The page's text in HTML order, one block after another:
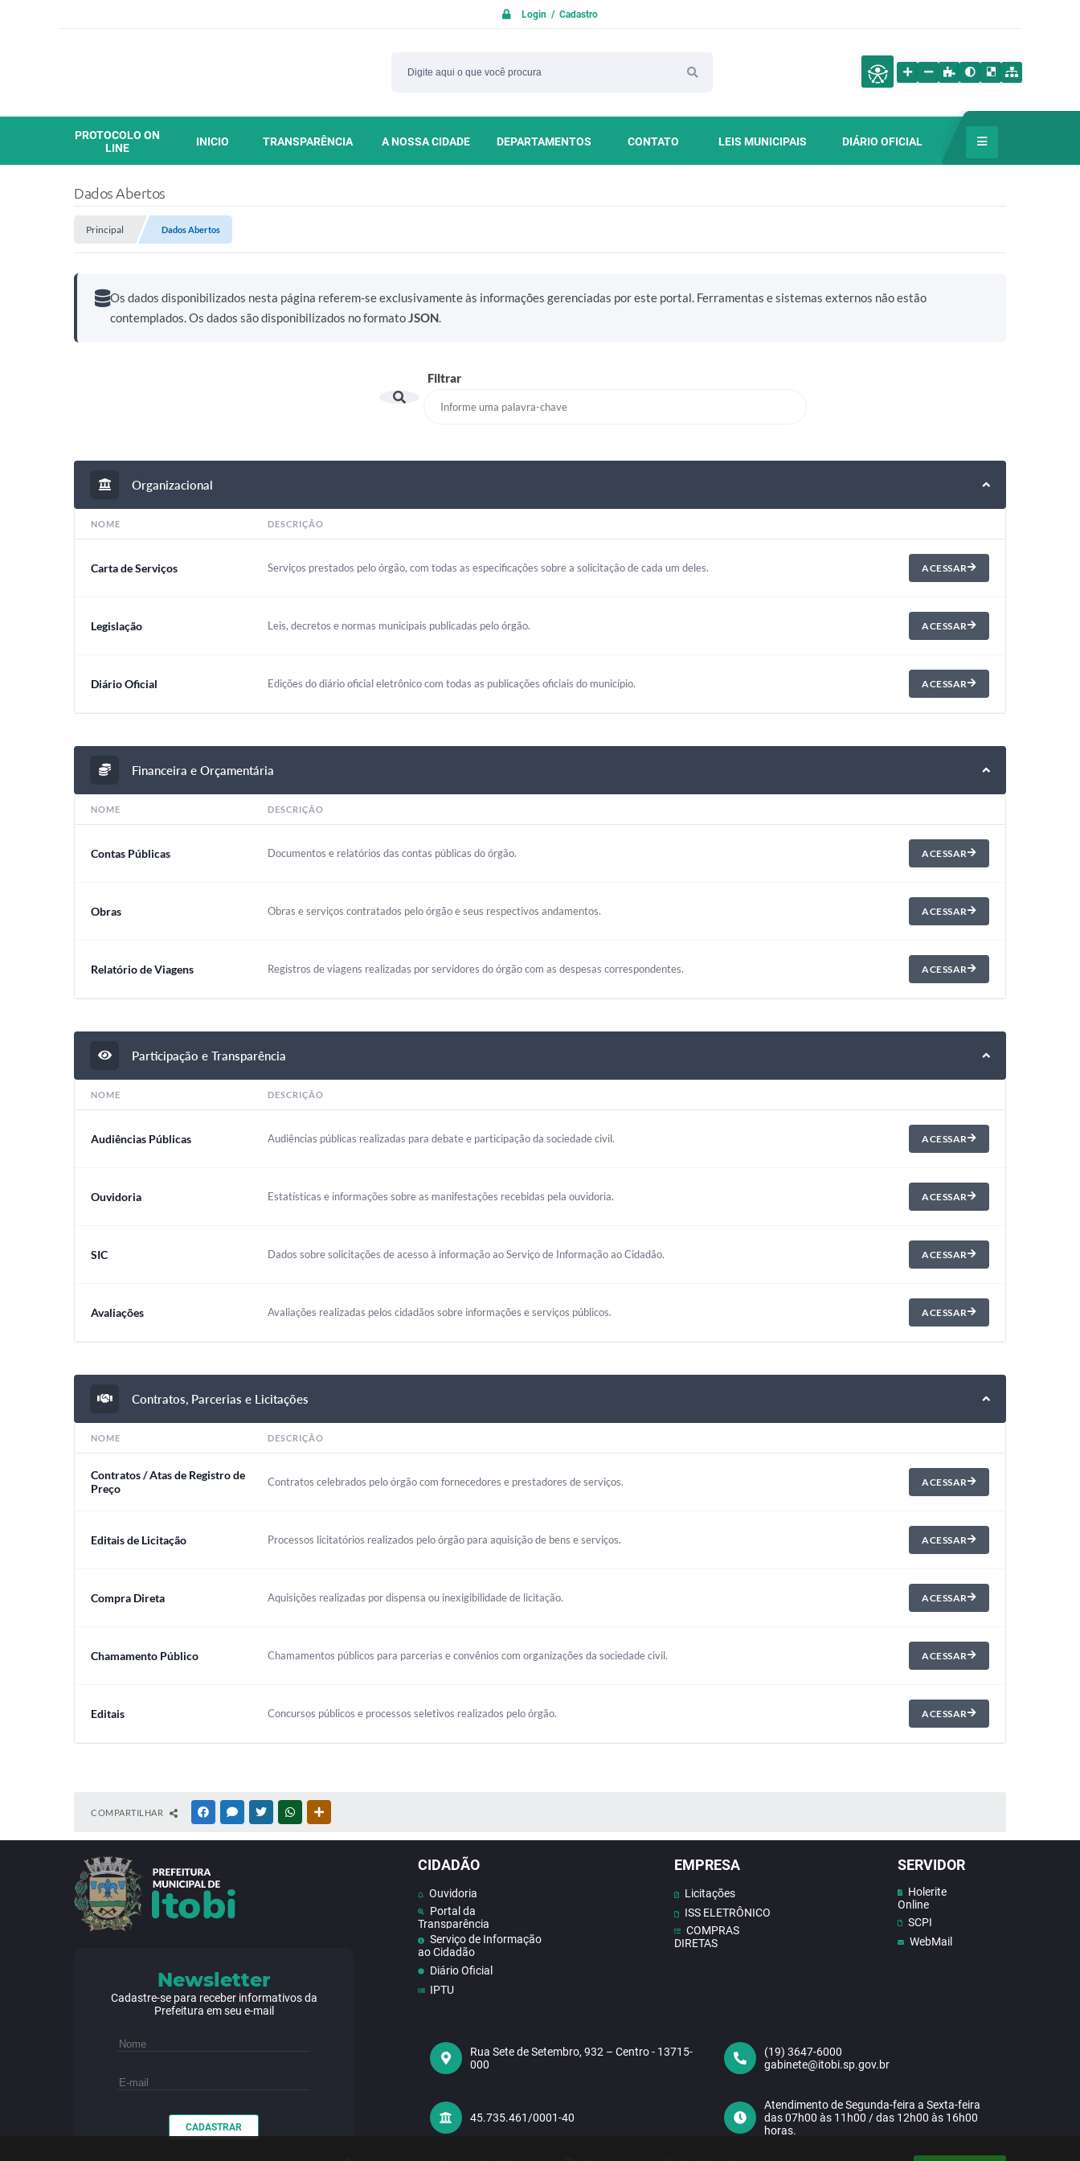
Login / Cadastro
PROTOCOLO ON
LINE
INICIO TRANSPARÊNCIA A NOSSA CIDADE DEPARTAMENTOS CONTATO LEIS MUNICIPAIS DIÁRIO OFICIAL
Dados Abertos
Principal Dados Abertos
Os dados disponibilizados nesta página referem-se exclusivamente às informações gerenciadas por este portal. Ferramentas e sistemas externos não estão
contemplados. Os dados são disponibilizados no formatoJSON.
Filtrar
Organizacional
NOME DESCRIÇÃO
Carta de Serviços Serviços prestados pelo órgão, com todas as especificações sobre a solicitação de cada um deles. ACESSAR
Legislação Leis, decretos e normas municipais publicadas pelo órgão. ACESSAR
Diário Oficial Edições do diário oficial eletrônico com todas as publicações oficiais do município. ACESSAR
Financeira e Orçamentária
NOME DESCRIÇÃO
Contas Públicas Documentos e relatórios das contas públicas do órgão. ACESSAR
Obras Obras e serviços contratados pelo órgão e seus respectivos andamentos. ACESSAR
Relatório de Viagens Registros de viagens realizadas por servidores do órgão com as despesas correspondentes. ACESSAR
Participação e Transparência
NOME DESCRIÇÃO
Audiências Públicas Audiências públicas realizadas para debate e participação da sociedade civil. ACESSAR
Ouvidoria Estatísticas e informações sobre as manifestações recebidas pela ouvidoria. ACESSAR
SIC Dados sobre solicitações de acesso à informação ao Serviço de Informação ao Cidadão. ACESSAR
Avaliações Avaliações realizadas pelos cidadãos sobre informações e serviços públicos. ACESSAR
Contratos, Parcerias e Licitações
NOME DESCRIÇÃO
Contratos / Atas de Registro de
Preço
Contratos celebrados pelo órgão com fornecedores e prestadores de serviços. ACESSAR
Editais de Licitação Processos licitatórios realizados pelo órgão para aquisição de bens e serviços. ACESSAR
Compra Direta Aquisições realizadas por dispensa ou inexigibilidade de licitação. ACESSAR
Chamamento Público Chamamentos públicos para parcerias e convênios com organizações da sociedade civil. ACESSAR
Editais Concursos públicos e processos seletivos realizados pelo órgão. ACESSAR
COMPARTILHAR FACEBOOKMESSENGER
TWITTERWHATSAPP
CIDADÃO
Ouvidoria
Portal da
Transparência
Serviço de Informação
ao Cidadão
Diário Oficial
IPTU
Concursos
Contas publicas
Telefones Úteis
EMPRESA
Licitações
ISS ELETRÔNICO
COMPRAS
DIRETAS
SERVIDOR
Holerite
Online
SCPI
WebMail
Rua Sete de Setembro, 932 – Centro - 13715-
000
(19) 3647-6000
gabinete@itobi.sp.gov.br
45.735.461/0001-40
Atendimento de Segunda-feira a Sexta-feira
das 07h00 às 11h00 / das 12h00 às 16h00
horas.
Newsletter
Cadastre-se para receber informativos da
Prefeitura em seu e-mail
CADASTRAR